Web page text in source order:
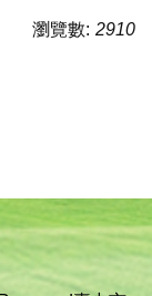
瀏覽數: 2910